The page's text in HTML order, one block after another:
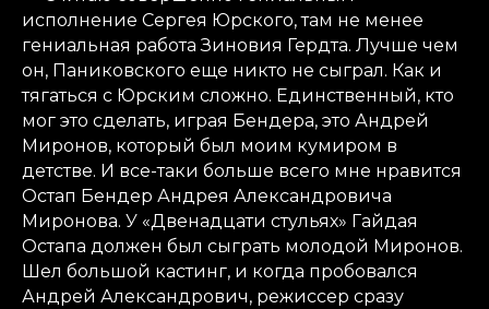
исполнение Сергея Юрского, там не менее
гениальная работа Зиновия Гердта. Лучше чем
он, Паниковского еще никто не сыграл. Как и
тягаться с Юрским сложно. Единственный, кто
мог это сделать, играя Бендера, это Андрей
Миронов, который был моим кумиром в
детстве. И все-таки больше всего мне нравится
Остап Бендер Андрея Александровича
Миронова. У «Двенадцати стульях» Гайдая
Остапа должен был сыграть молодой Миронов.
Шел большой кастинг, и когда пробовался
Андрей Александрович, режиссер сразу